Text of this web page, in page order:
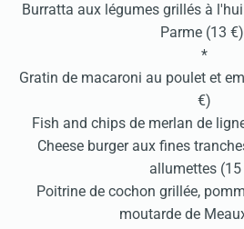
Burratta aux légumes grillés à
Parme (13 €)
*
Gratin de macaroni au poulet et
€)
Fish and chips de merlan de
Cheese burger aux fines
allumettes (15
Poitrine de cochon grillée,
moutarde de